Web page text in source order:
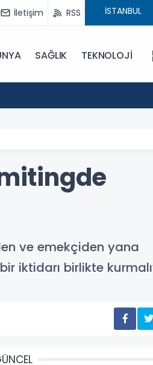
İletişim RSS
SAĞLIK TEKNOLOJİ
ve emekçiden yana
iktidarı birlikte